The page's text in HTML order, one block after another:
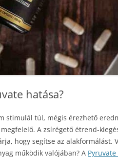
hatása?
stimulál túl, mégis érezhető
A zsírégető étrend-
hogy segítse az alakformálást.
működik valójában? A